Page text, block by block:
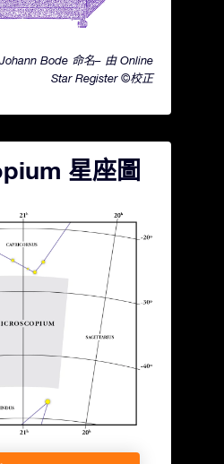
Bode 命名– 由 Online
Star Register ©校正
星座圖